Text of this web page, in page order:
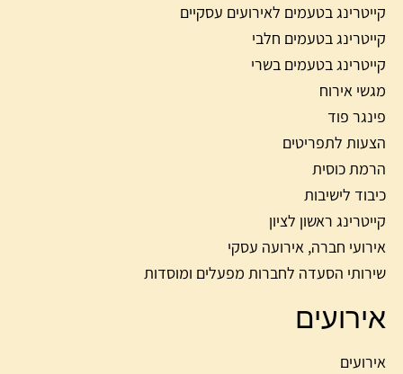
קייטרינג בטעמים לאירועים עסקיים
קייטרינג בטעמים חלבי
קייטרינג בטעמים בשרי
מגשי אירוח
פינגר פוד
הצעות לתפריטים
הרמת כוסית
כיבוד לישיבות
קייטרינג ראשון לציון
אירועי חברה, אירועה עסקי
שירותי הסעדה לחברות מפעלים ומוסדות
אירועים
אירועים